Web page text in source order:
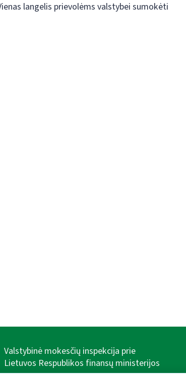
langelis prievolėms valstybei sumokėti
Valstybinė mokesčių inspekcija prie
Lietuvos Respublikos finansų ministerijos